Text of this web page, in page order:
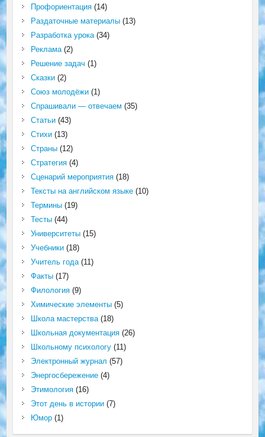
Профориентация(14)
Раздаточные материалы(13)
Разработка урока(34)
Реклама(2)
Решение задач (1)
Сказки(2)
Союз молодёжи(1)
Спрашивали — отвечаем (35)
Статьи(43)
Стихи(13)
Страны(12)
Стратегия(4)
Сценарий мероприятия(18)
Тексты на английском языке(10)
Термины(19)
Тесты(44)
Университеты(15)
Учебники(18)
Учитель года(11)
Факты(17)
Филология(9)
Химические элементы(5)
Школа мастерства(18)
Школьная документация(26)
Школьному психологу(11)
Электронный журнал (57)
Энергосбережение(4)
Этимология(16)
Этот день в истории(7)
Юмор(1)